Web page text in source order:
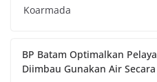
Koarmada
BP Batam Optimalkan
Diimbau Gunakan Air